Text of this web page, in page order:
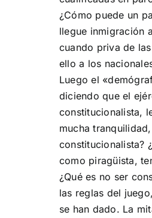
¿Cómo puede un
llegue inmigración
cuando priva de
ello a los
Luego el
diciendo que el
constitucionalista,
mucha
constitucionalista?
como piragüista,
¿Qué es no ser
las reglas del
se han dado. La